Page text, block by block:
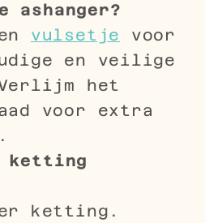
ashanger?
vulsetje voor
en veilige
het
voor extra
ketting
ketting.